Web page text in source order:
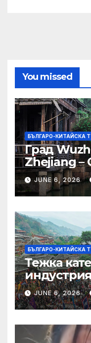
You missed
БЪЛГАРО-КИТАЙСКА
Град
Zhejiang –
JUNE 6, 2026
БЪЛГАРО-КИТАЙСКА
Тежка
алианс за
слънчева
JUNE 6, 2026